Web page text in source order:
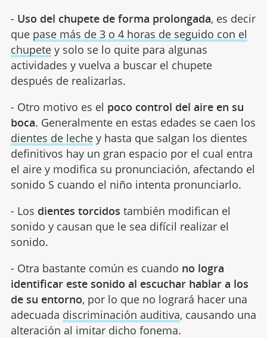
- Uso del chupete de forma prolongada, es decir
que pase más de 3 o 4 horas de seguido con el
chupetey solo se lo quite para algunas
actividades y vuelva a buscar el chupete
después de realizarlas.
- Otro motivo es el poco control del aire en su
boca. Generalmente en estas edades se caen los
dientes de lechey hasta que salgan los dientes
definitivos hay un gran espacio por el cual entra
el aire y modifica su pronunciación, afectando el
sonido S cuando el niño intenta pronunciarlo.
- Los dientes torcidos también modifican el
sonido y causan que le sea difícil realizar el
sonido.
- Otra bastante común es cuando no logra
identificar este sonido al escuchar hablar a los
de su entorno, por lo que no logrará hacer una
adecuada discriminación auditiva, causando una
alteración al imitar dicho fonema.